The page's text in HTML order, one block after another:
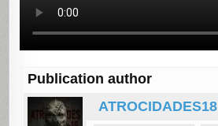
Publication author
ATROCIDADES18